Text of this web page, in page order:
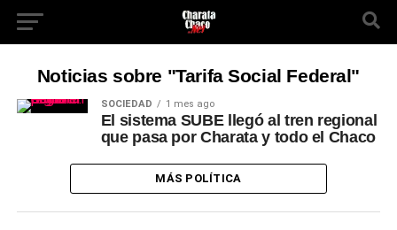
Noticias sobre "Tarifa Social Federal"
SOCIEDAD 1 mes ago
El sistema SUBE llegó al tren regional
que pasa por Charata y todo el Chaco
MÁS POLÍTICA